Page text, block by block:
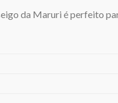
da Maruri é perfeito